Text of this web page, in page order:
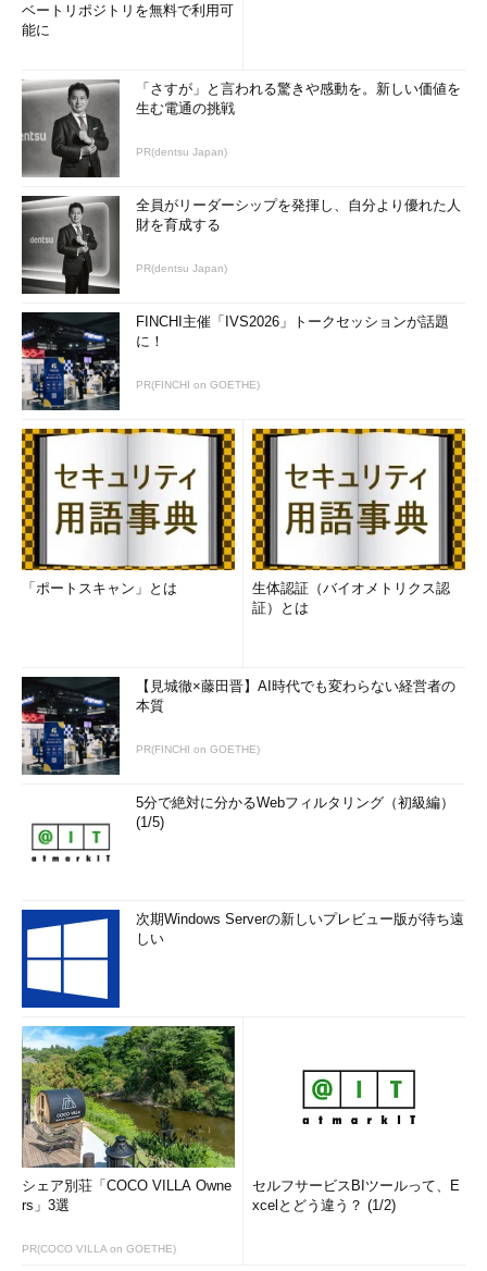
-t
--tolerant
エラーを黙認する
-R 分
分
ファイル
--config=構成
ファイル
構成ファイルを指定する
--installroot=
場所
インストール先を指定する
--
downloaddir=
場所
ダウンロード先を指定する
--
-C --cacheonly
パッケージの情報をダウンロードせずキャッシュだ
-x パッ
ケージ
--exclude=パ
ッケージ
除外するパッケージを指定する（ワイルドカードも
--color=指定
出力メッセージを色付きにするかどうかを
「always」「auto」「never」のいずれかで指定す
-q
--quiet
実行時にメッセージを出力しない
-v
--verbose 詳しいメッセージを出力する
目次に戻る
「yum update パッケージ名」で、パッケージをアップデート
します。なお、この操作にはルート権限が必要になります。
コマンドを実行すると更新内容が表示されます（
更新が始まります（ 画面2）。確認メッセージを省略したい場合
は、「 -y 」オプションを使用します。
yum update perl
yum -y update perl
（確認メッセージなしで「perl」パッケージをアップデートす
る）
ベートリポジトリを無料で利用可
能に
「さすが」と言われる驚きや感動を。新しい価値を
生む電通の挑戦
PR(dentsu Japan)
全員がリーダーシップを発揮し、自分より優れた人
財を育成する
PR(dentsu Japan)
FINCHI主催「IVS2026」トークセッションが話題
に！
PR(FINCHI on GOETHE)
「ポートスキャン」とは
生体認証（バイオメトリクス認
証）とは
【見城徹×藤田晋】AI時代でも変わらない経営者の
本質
PR(FINCHI on GOETHE)
5分で絶対に分かるWebフィルタリング（初級編）
(1/5)
次期Windows Serverの新しいプレビュー版が待ち遠
しい
シェア別荘「COCO VILLA Owne
rs」3選
PR(COCO VILLA on GOETHE)
セルフサービスBIツールって、E
xcelとどう違う？ (1/2)